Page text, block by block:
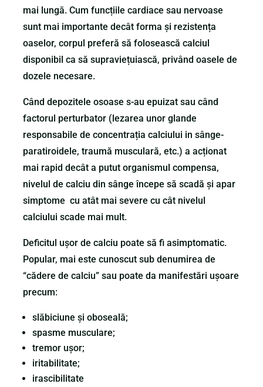
mai lungă. Cum funcțiile cardiace sau nervoase
sunt mai importante decât forma și rezistența
oaselor, corpul preferă să folosească calciul
disponibil ca să supraviețuiască, privând oasele de
dozele necesare.
Când depozitele osoase s-au epuizat sau când
factorul perturbator (lezarea unor glande
responsabile de concentrația calciului in sânge-
paratiroidele, traumă musculară, etc.) a acționat
mai rapid decât a putut organismul compensa,
nivelul de calciu din sânge începe să scadă și apar
simptome cu atât mai severe cu cât nivelul
calciului scade mai mult.
Deficitul ușor de calciu poate să fi asimptomatic.
Popular, mai este cunoscut sub denumirea de
“cădere de calciu” sau poate da manifestări ușoare
precum:
slăbiciune și oboseală;
spasme musculare;
tremor ușor;
iritabilitate;
irascibilitate